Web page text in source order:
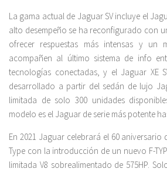
La gama actual de Jaguar SV incluye el
alto desempeño se ha reconfigurado con
ofrecer respuestas más intensas y un
acompañen al último sistema de info
tecnologías conectadas, y el Jaguar XE
desarrollado a partir del sedán de lujo
limitada de solo 300 unidades
modelo es el Jaguar de serie más potente
En 2021 Jaguar celebrará el 60
Type con la introducción de un nuevo F-
limitada V8 sobrealimentado de 575HP.